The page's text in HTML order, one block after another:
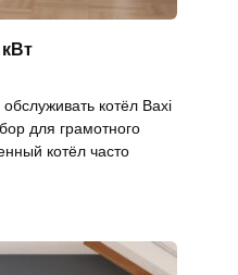
котёл Baxi
для грамотного
котёл часто